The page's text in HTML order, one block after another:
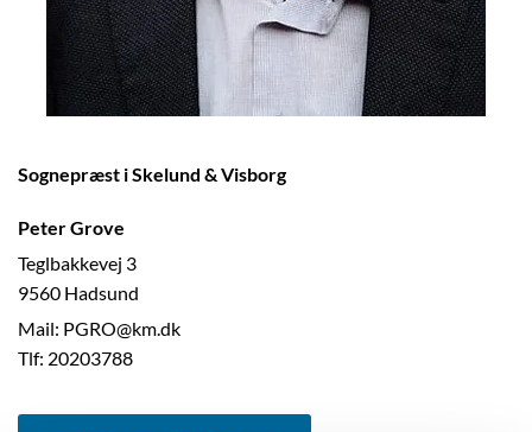
Sognepræst i Skelund & Visborg
Peter Grove
Teglbakkevej 3
9560 Hadsund
Mail: PGRO@km.dk
Tlf: 20203788